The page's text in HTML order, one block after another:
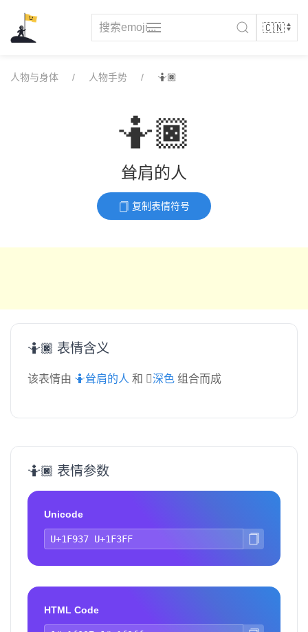
content
人物与身体 人物手势 🤷🏿
🤷🏿
耸肩的人
复制表情符号
🤷🏿 表情含义
该表情由 🤷耸肩的人 和🏿深色 组合而成
🤷🏿 表情参数
Unicode
HTML Code